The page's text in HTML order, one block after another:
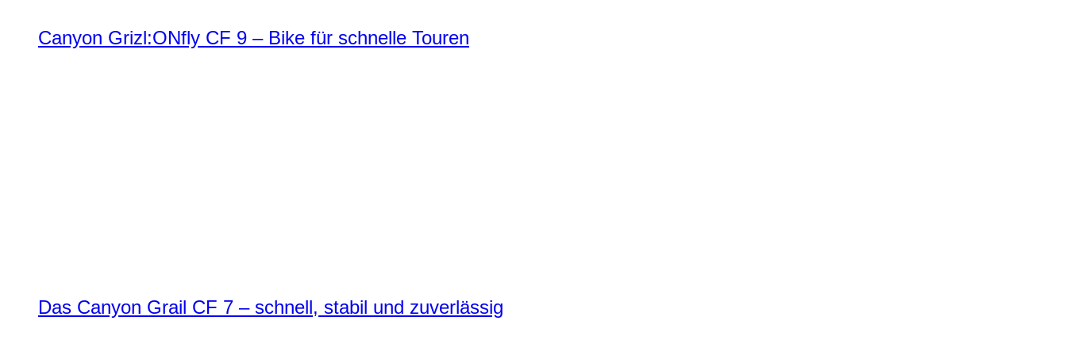
Canyon Grizl:ONfly CF 9 – Bike für schnelle Touren
Das Canyon Grail CF 7 – schnell, stabil und zuverlässig